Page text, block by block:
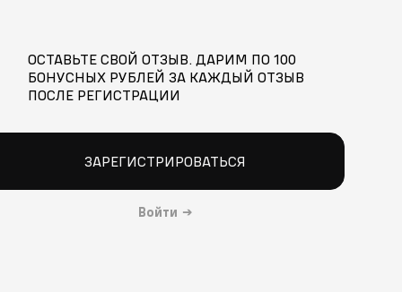
ОСТАВЬТЕ СВОЙ ОТЗЫВ. ДАРИМ ПО 100
БОНУСНЫХ РУБЛЕЙ ЗА КАЖДЫЙ ОТЗЫВ
ПОСЛЕ РЕГИСТРАЦИИ
ЗАРЕГИСТРИРОВАТЬСЯ
Войти →